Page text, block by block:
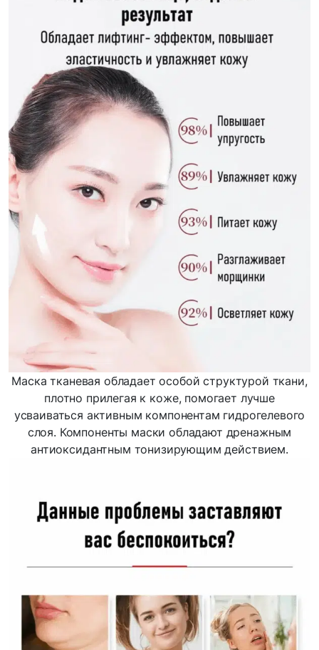
Маска тканевая обладает особой структурой ткани,
плотно прилегая к коже, помогает лучше
усваиваться активным компонентам гидрогелевого
слоя. Компоненты маски обладают дренажным
антиоксидантным тонизирующим действием.